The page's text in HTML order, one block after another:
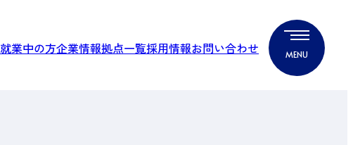
就業中の方企業情報拠点一覧採用情報お問い合わせ